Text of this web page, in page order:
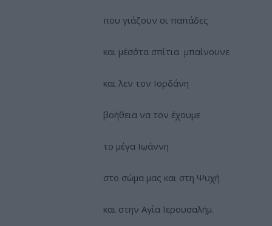
που γιάζουν οι παπάδες
και μέσ΄στα σπίτια μπαίνουνε
και λεν τον Ιορδάνη
βοήθεια να τον έχουμε
το μέγα Ιωάννη
στο σώμα μας και στη Ψυχή
και στην Αγία Ιερουσαλήμ.